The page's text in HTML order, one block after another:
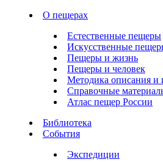
О пещерах
Естественные пещеры
Искусственные
Пещеры и жизнь
Пещеры и человек
Методика описания и
Справочные
Атлас пещер России
Библиотека
События
Экспедиции